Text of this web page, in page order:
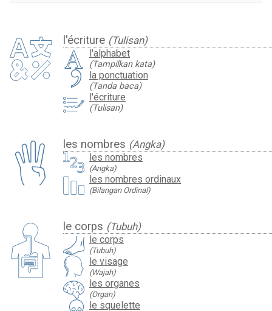
l'écriture (Tulisan)
l'alphabet
(Tampilkan kata)
la ponctuation
(Tanda baca)
l'écriture
(Tulisan)
les nombres (Angka)
les nombres
(Angka)
les nombres ordinaux
(Bilangan Ordinal)
le corps (Tubuh)
le corps
(Tubuh)
le visage
(Wajah)
les organes
(Organ)
le squelette